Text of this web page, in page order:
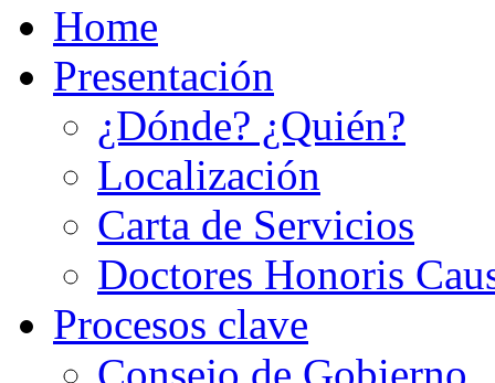
Home
Presentación
¿Dónde? ¿Quién?
Localización
Carta de Servicios
Doctores Honoris
Procesos clave
Consejo de Gobierno